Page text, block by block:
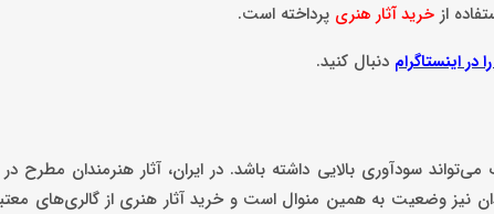
از خرید آثار هنری پرداخته است.
در اینستاگرام دنبال کنید.
می‌تواند سودآوری بالایی داشته باشد. در ایران، آثار هنرمندان مطرح
نیز وضعیت به همین منوال است و خرید آثار هنری از گالری‌های معتبر